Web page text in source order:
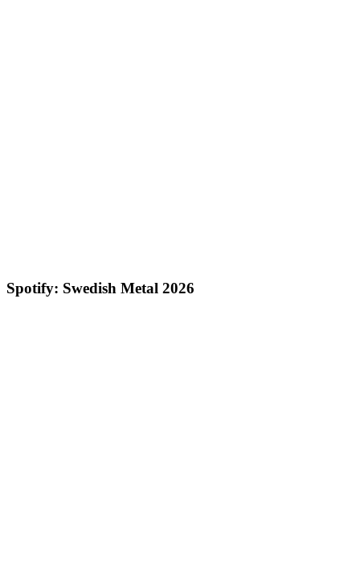
Spotify: Swedish Metal 2026